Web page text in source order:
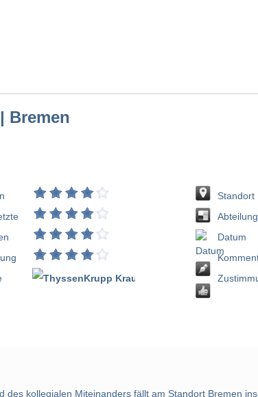
Bremen
Standort
Abteilung
Datum
des kollegialen Miteinanders fällt am Standort Bremen